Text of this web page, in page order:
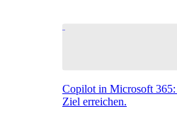
Copilot in Microsoft 365:
Ziel erreichen.